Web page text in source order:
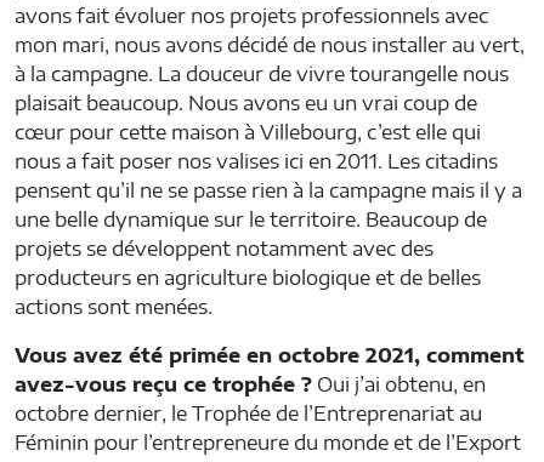
avons fait évoluer nos projets professionnels avec
mon mari, nous avons décidé de nous installer au vert,
à la campagne. La douceur de vivre tourangelle nous
plaisait beaucoup. Nous avons eu un vrai coup de
cœur pour cette maison à Villebourg, c’est elle qui
nous a fait poser nos valises ici en 2011. Les citadins
pensent qu’il ne se passe rien à la campagne mais il y a
une belle dynamique sur le territoire. Beaucoup de
projets se développent notamment avec des
producteurs en agriculture biologique et de belles
actions sont menées.
Vous avez été primée en octobre 2021, comment
avez-vous reçu ce trophée ? Oui j’ai obtenu, en
octobre dernier, le Trophée de l’Entreprenariat au
Féminin pour l’entrepreneure du monde et de l’Export